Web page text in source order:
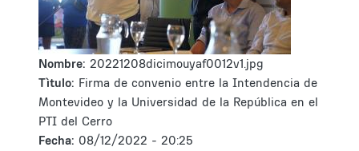
Nombre: 20221208dicimouyaf0012v1.jpg
Tìtulo: Firma de convenio entre la Intendencia de
Montevideo y la Universidad de la República en el
PTI del Cerro
Fecha: 08/12/2022 - 20:25